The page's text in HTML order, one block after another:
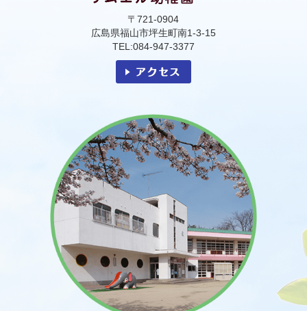
〒721-0904
広島県福山市坪生町南1-3-15
TEL:084-947-3377